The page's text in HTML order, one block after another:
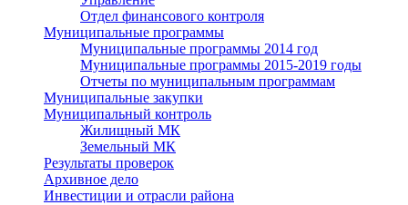
Отдел финансового контроля
Муниципальные программы
Муниципальные программы 2014 год
Муниципальные программы 2015-2019 годы
Отчеты по муниципальным программам
Муниципальные закупки
Муниципальный контроль
Жилищный МК
Земельный МК
Результаты проверок
Архивное дело
Инвестиции и отрасли района